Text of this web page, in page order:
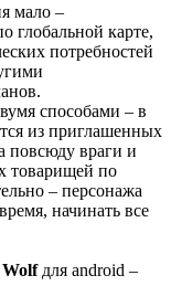
мало –
глобальной карте,
потребностей
способами – в
из приглашенных
повсюду враги и
товарищей по
– персонажа
начинать все
для android –